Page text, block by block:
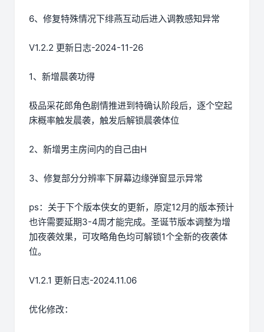
6、修复特殊情况下绯燕互动后进入调教感知异常
V1.2.2 更新日志-2024-11-26
1、新增晨袭功得
极品采花郎角色剧情推进到特确认阶段后，逐个空起
床概率触发晨袭，触发后解锁晨袭体位
2、新增男主房间内的自己由H
3、修复部分分辨率下屏幕边缘弹窗显示异常
ps：关于下个版本侠女的更新，原定12月的版本预计
也许需要延期3-4周才能完成。圣诞节版本调整为增
加夜袭效果，可攻略角色均可解锁1个全新的夜袭体
位。
V1.2.1 更新日志-2024.11.06
优化修改：